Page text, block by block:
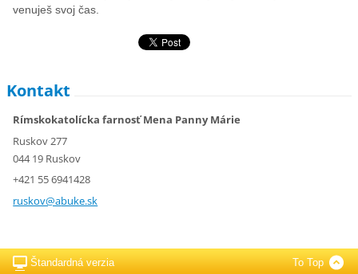
venuješ svoj čas.
Kontakt
Rímskokatolícka farnosť Mena Panny Márie
Ruskov 277
044 19 Ruskov
+421 55 6941428
ruskov@abuke.sk
Štandardná verzia To Top